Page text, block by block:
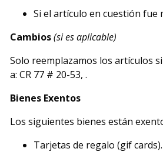
Si el artículo en cuestión fue
Cambios(si es aplicable)
Solo reemplazamos los artículos
a: CR 77 # 20-53, .
Bienes Exentos
Los siguientes bienes están
Tarjetas de regalo (gif cards).